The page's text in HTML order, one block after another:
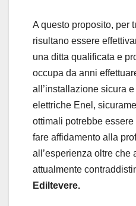
A questo proposito, per
risultano essere
una ditta qualificata e
occupa da anni
all’installazione sicura
elettriche Enel,
ottimali potrebbe
fare affidamento alla
all’esperienza oltre che
attualmente
Ediltevere.